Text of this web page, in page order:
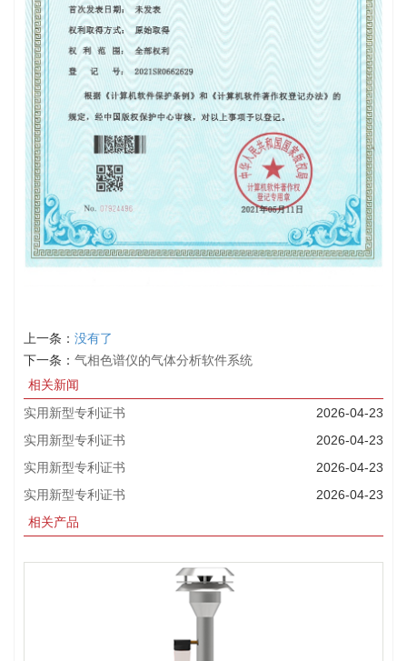
上一条： 没有了
下一条： 气相色谱仪的气体分析软件系统
相关新闻
实用新型专利证书
2026-04-23
实用新型专利证书
2026-04-23
实用新型专利证书
2026-04-23
实用新型专利证书
2026-04-23
相关产品